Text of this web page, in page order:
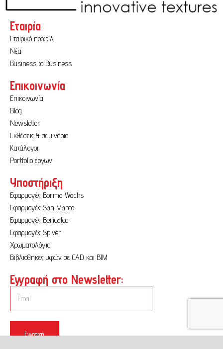
Εταιρία
Εταιρικό προφίλ
Νέα
Business to Business
Επικοινωνία
Επικοινωνία
Blog
Newsletter
Εκθέσεις & σεμινάρια
Κατάλογοι
Portfolio έργων
Υποστήριξη
Εφαρμογές Borma Wachs
Εφαρμογές San Marco
Εφαρμογές Bericalce
Εφαρμογές Spiver
Χρωματολόγια
Βιβλιοθήκες υφών σε CAD και BIM
Εγγραφή στο Newsletter:
Εγγραφή